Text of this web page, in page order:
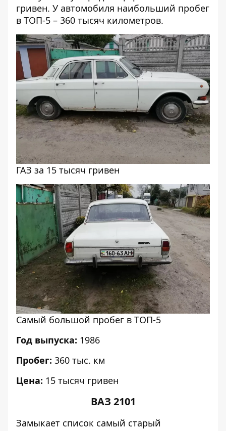
гривен. У автомобиля наибольший пробег
в ТОП-5 – 360 тысяч километров.
ГАЗ за 15 тысяч гривен
Самый большой пробег в ТОП-5
Год выпуска: 1986
Пробег: 360 тыс. км
Цена: 15 тысяч гривен
ВАЗ 2101
Замыкает список самый старый